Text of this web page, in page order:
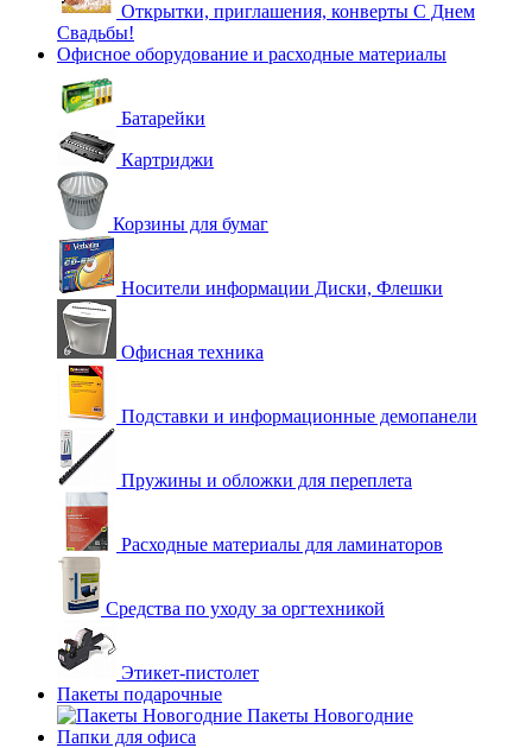
Открытки, приглашения, конверты С Днем
Свадьбы!
Офисное оборудование и расходные материалы
Батарейки
Картриджи
Корзины для бумаг
Носители информации Диски, Флешки
Офисная техника
Подставки и информационные демопанели
Пружины и обложки для переплета
Расходные материалы для ламинаторов
Средства по уходу за оргтехникой
Этикет-пистолет
Пакеты подарочные
Пакеты Новогодние
Папки для офиса